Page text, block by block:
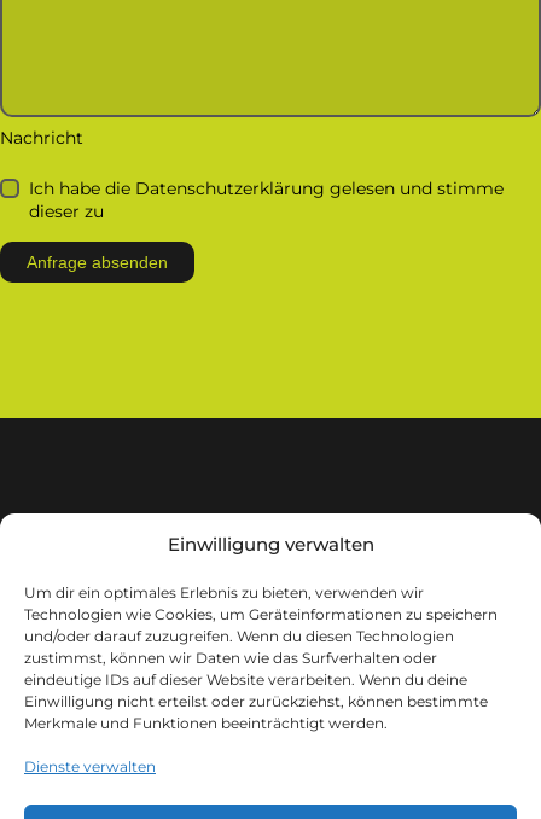
Einwilligung verwalten
Um dir ein optimales Erlebnis zu bieten, verwenden wir
Technologien wie Cookies, um Geräteinformationen zu speichern
und/oder darauf zuzugreifen. Wenn du diesen Technologien
zustimmst, können wir Daten wie das Surfverhalten oder
eindeutige IDs auf dieser Website verarbeiten. Wenn du deine
Einwilligung nicht erteilst oder zurückziehst, können bestimmte
Merkmale und Funktionen beeinträchtigt werden.
Dienste verwalten
Nachricht
Ich habe die Datenschutzerklärung gelesen und stimme
dieser zu
m.i.b GmbH
Lindgesfeld 31
42653 Solingen
Email:info@mib-terminal.de